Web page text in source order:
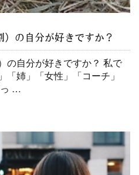
の自分が好きですか？
の自分が好きですか？ 私で
姉」「女性」「コーチ」
っ …